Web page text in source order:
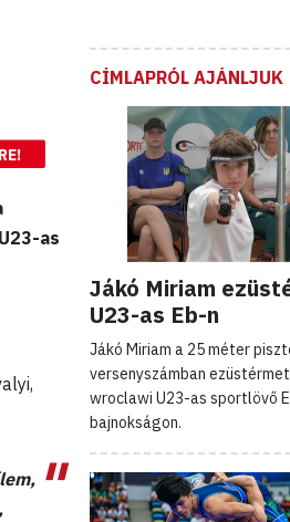
as
CÍMLAPRÓL AJÁNLJUK
Jákó Miriam
U23-as Eb-n
Jákó Miriam a 25 méter
versenyszámban
wroclawi U23-as sportlövő
bajnokságon.